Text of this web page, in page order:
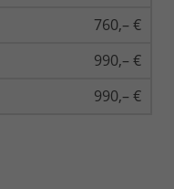
760,– €
990,– €
990,– €